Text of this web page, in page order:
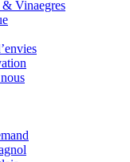
Vinaegres